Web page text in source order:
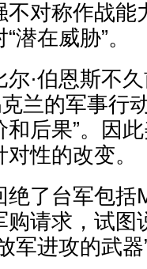
对称作战能
潜在威胁”。
·伯恩斯不
兰的军事行
后果”。因
性的改变。
了台军包括
请求，试图
军进攻的武器